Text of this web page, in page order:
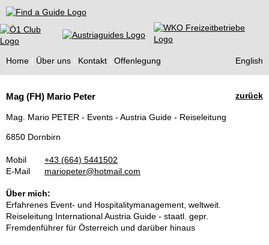
Find a Guide
Home Über uns Kontakt Offenlegung English
Guides
zurück
Mag (FH) Mario Peter
Mag. Mario PETER - Events - Austria Guide - Reiseleitung
6850 Dornbirn
Mobil
+43 (664) 5441502
E-Mail
mariopeter@hotmail.com
Über mich:
Erfahrenes Event- und Hospitalitymanagement, weltweit.
Reiseleitung International Austria Guide - staatl. gepr.
Fremdenführer für Österreich und darüber hinaus